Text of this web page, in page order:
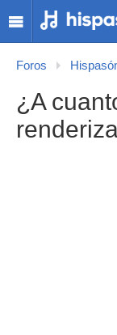
Foros
¿A